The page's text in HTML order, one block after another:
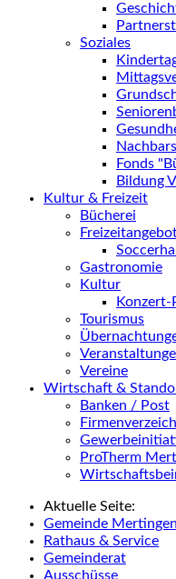
Soziales
Fonds
Bildung
Kultur & Freizeit
Bücherei
Gastronomie
Kultur
Konzert-
Tourismus
Vereine
Wirtschaft &
Banken / Post
ProTherm
Aktuelle Seite:
Gemeinde Mertingen
Rathaus & Service
Gemeinderat
Ausschüsse